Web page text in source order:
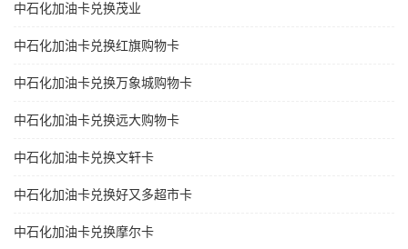
中石化加油卡兑换茂业
中石化加油卡兑换红旗购物卡
中石化加油卡兑换万象城购物卡
中石化加油卡兑换远大购物卡
中石化加油卡兑换文轩卡
中石化加油卡兑换好又多超市卡
中石化加油卡兑换摩尔卡